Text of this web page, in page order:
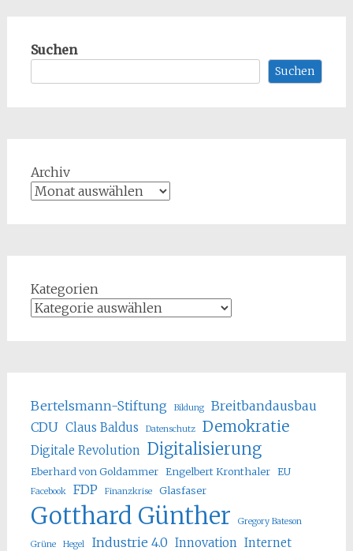
Suchen
Suchen
Archiv
Kategorien
Bertelsmann-Stiftung Bildung
Breitbandausbau
CDU Claus Baldus Datenschutz Demokratie
Digitale Revolution Digitalisierung
Eberhard von Goldammer Engelbert Kronthaler EU
Facebook FDP Finanzkrise Glasfaser
Gotthard Günther Gregory Bateson
Grüne Hegel Industrie 4.0 Innovation Internet